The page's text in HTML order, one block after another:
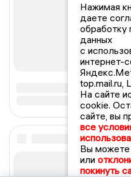
Нажимая
даете
обработку
данных
с
интернет-
top.mail.ru,
На сайте
cookie.
сайте, вы
все
Вы можете
или
покинуть